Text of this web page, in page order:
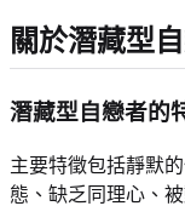
關於潛藏型
潛藏型自戀者的
主要特徵包括靜默
態、缺乏同理心、